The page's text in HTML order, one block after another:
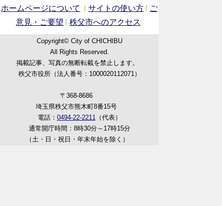
ホームページについて サイトの使い方
ご
意見・ご要望
秩父市へのアクセス
Copyright© City of CHICHIBU
All Rights Reserved.
掲載記事、写真の無断転載を禁止します。
秩父市役所（法人番号：1000020112071）
〒368-8686
埼玉県秩父市熊木町8番15号
電話： 0494-22-2211（代表）
通常開庁時間：8時30分～17時15分
（土・日・祝日・年末年始を除く）